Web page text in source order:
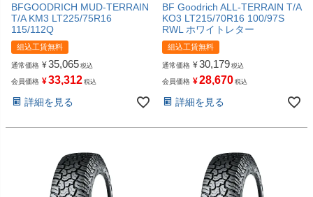
BFGOODRICH MUD-TERRAIN
T/A KM3 LT225/75R16
115/112Q
組込工賃無料
通常価格 ¥35,065 税込
会員価格 ¥33,312 税込
詳細を見る
BF Goodrich ALL-TERRAIN T/A
KO3 LT215/70R16 100/97S
RWL ホワイトレター
組込工賃無料
通常価格 ¥30,179 税込
会員価格 ¥28,670 税込
詳細を見る